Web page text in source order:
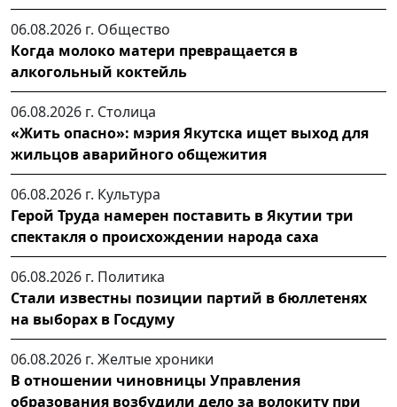
06.08.2026 г. Общество
Когда молоко матери превращается в
алкогольный коктейль
06.08.2026 г. Столица
«Жить опасно»: мэрия Якутска ищет выход для
жильцов аварийного общежития
06.08.2026 г. Культура
Герой Труда намерен поставить в Якутии три
спектакля о происхождении народа саха
06.08.2026 г. Политика
Стали известны позиции партий в бюллетенях
на выборах в Госдуму
06.08.2026 г. Желтые хроники
В отношении чиновницы Управления
образования возбудили дело за волокиту при